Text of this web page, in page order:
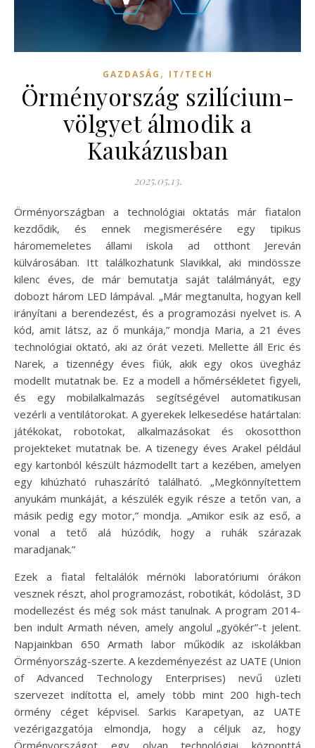
GAZDASÁG , IT/TECH
Örményország szilícium-
völgyet álmodik a
Kaukázusban
2025.05.13.
Örményországban a technológiai oktatás már fiatalon
kezdődik, és ennek megismerésére egy tipikus
háromemeletes állami iskola ad otthont Jereván
külvárosában. Itt találkozhatunk Slavikkal, aki mindössze
kilenc éves, de már bemutatja saját találmányát, egy
dobozt három LED lámpával. „Már megtanulta, hogyan kell
irányítani a berendezést, és a programozási nyelvet is. A
kód, amit látsz, az ő munkája,” mondja Maria, a 21 éves
technológiai oktató, aki az órát vezeti. Mellette áll Eric és
Narek, a tizennégy éves fiúk, akik egy okos üvegház
modellt mutatnak be. Ez a modell a hőmérsékletet figyeli,
és egy mobilalkalmazás segítségével automatikusan
vezérli a ventilátorokat. A gyerekek lelkesedése határtalan:
játékokat, robotokat, alkalmazásokat és okosotthon
projekteket mutatnak be. A tizenegy éves Arakel például
egy kartonból készült házmodellt tart a kezében, amelyen
egy kihúzható ruhaszárító található. „Megkönnyítettem
anyukám munkáját, a készülék egyik része a tetőn van, a
másik pedig egy motor,” mondja. „Amikor esik az eső, a
vonal a tető alá húzódik, hogy a ruhák szárazak
maradjanak.”
Ezek a fiatal feltalálók mérnöki laboratóriumi órákon
vesznek részt, ahol programozást, robotikát, kódolást, 3D
modellezést és még sok mást tanulnak. A program 2014-
ben indult Armath néven, amely angolul „gyökér”-t jelent.
Napjainkban 650 Armath labor működik az iskolákban
Örményország-szerte. A kezdeményezést az UATE (Union
of Advanced Technology Enterprises) nevű üzleti
szervezet indította el, amely több mint 200 high-tech
örmény céget képvisel. Sarkis Karapetyan, az UATE
vezérigazgatója elmondja, hogy a céljuk az, hogy
Örményországot egy olyan technológiai központtá